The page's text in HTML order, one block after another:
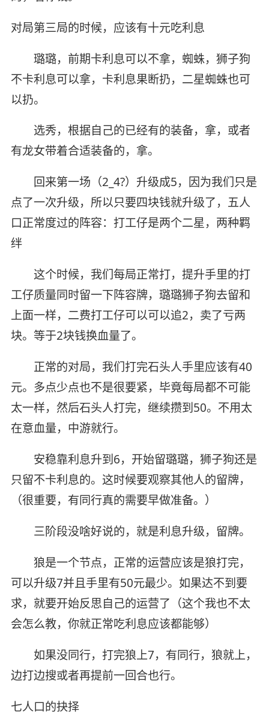
对局第三局的时候，应该有十元吃利息
璐璐，前期卡利息可以不拿，蜘蛛，狮子狗
不卡利息可以拿，卡利息果断扔，二星蜘蛛也可
以扔。
选秀，根据自己的已经有的装备，拿，或者
有龙女带着合适装备的，拿。
回来第一场（2_4?）升级成5，因为我们只是
点了一次升级，所以只要四块钱就升级了，五人
口正常度过的阵容：打工仔是两个二星，两种羁
绊
这个时候，我们每局正常打，提升手里的打
工仔质量同时留一下阵容牌，璐璐狮子狗去留和
上面一样，二费打工仔可以可以追2，卖了亏两
块。等于2块钱换血量了。
正常的对局，我们打完石头人手里应该有40
元。多点少点也不是很要紧，毕竟每局都不可能
太一样，然后石头人打完，继续攒到50。不用太
在意血量，中游就行。
安稳靠利息升到6，开始留璐璐，狮子狗还是
只留不卡利息的。这时候要观察其他人的留牌，
（很重要，有同行真的需要早做准备。）
三阶段没啥好说的，就是利息升级，留牌。
狼是一个节点，正常的运营应该是狼打完，
可以升级7并且手里有50元最少。如果达不到要
求，就要开始反思自己的运营了（这个我也不太
会怎么教，你就正常吃利息应该都能够）
如果没同行，打完狼上7，有同行，狼就上，
边打边搜或者再提前一回合也行。
七人口的抉择